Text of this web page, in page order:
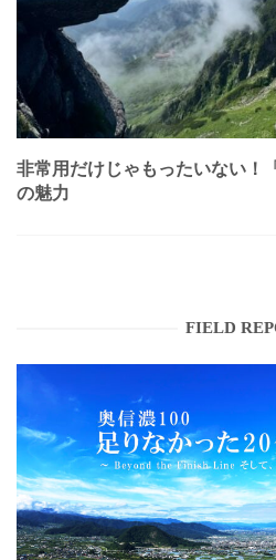
非常用だけじゃもったいない！
の魅力
FIELD